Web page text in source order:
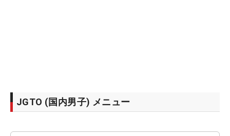
JGTO (国内男子) メニュー